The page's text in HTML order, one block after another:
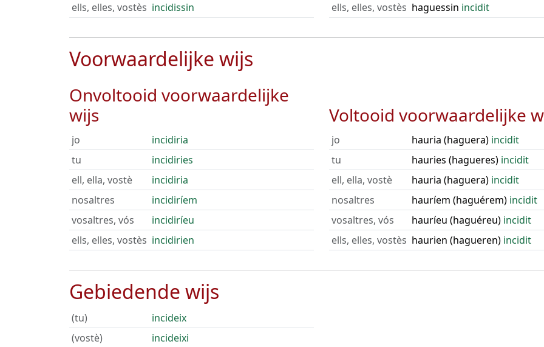
ells, elles, vostès incidissin
ells, elles, vostès haguessin incidit
Voorwaardelijke wijs
Onvoltooid voorwaardelijke
wijs
jo
incidiria
tu
incidiries
ell, ella, vostè
incidiria
nosaltres
incidiríem
vosaltres, vós
incidiríeu
ells, elles, vostès incidirien
Voltooid voorwaardelijke
jo hauria (haguera) incidit
tu
hauries (hagueres) incidit
ell, ella, vostè
hauria (haguera) incidit
nosaltres
hauríem (haguérem) incidit
vosaltres, vós
hauríeu (haguéreu) incidit
ells, elles, vostès haurien (hagueren) incidit
Gebiedende wijs
(tu)
incideix
(vostè)
incideixi